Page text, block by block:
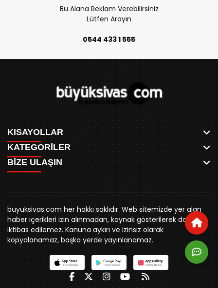
Bu Alana Reklam Verebilirsiniz
Lütfen Arayın
0544 433 1 555
KISAYOLLAR
ANASAYFA
AKSU CANLI
MEYDAN CANLI
MEDRESELER CANLI
MERAKÜM CANLI
YUKARI TEKKE CANLI
KURUMSAL KİMLİK
REKLAM FİYATLARI
BİZE ULAŞIN
KÜNYE
RESMİ İLANLAR
KATEGORİLER
WHATSAPP
SPOR
SİYASET
BELEDİYE
SİVAS VALİLİĞİ
ÜNİVERSİTE
KURUMLAR
STK
YORUM
İLÇELER
GENEL
İÇ ANADOLU
BİZE ULAŞIN
0346 221 00 60
buyuksivashaber@gmail.com
Örtülüpınar Mah. İnönü Bulvarı Özkahya Apt. Kat:3 D:7
Sivas
buyuksivas.com her hakkı saklıdır. Web sitemizde yer alan
haber içerikleri izin alınmadan, kaynak gösterilerek dahi
iktibas edilemez. Kanuna aykırı ve izinsiz olarak
kopyalanamaz, başka yerde yayınlanamaz.